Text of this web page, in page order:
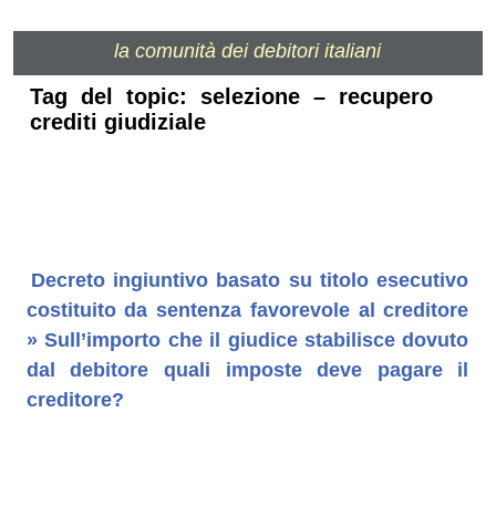
la comunità dei debitori italiani
Tag del topic: selezione – recupero
crediti giudiziale
Decreto ingiuntivo basato su titolo esecutivo
costituito da sentenza favorevole al creditore
» Sull’importo che il giudice stabilisce dovuto
dal debitore quali imposte deve pagare il
creditore?